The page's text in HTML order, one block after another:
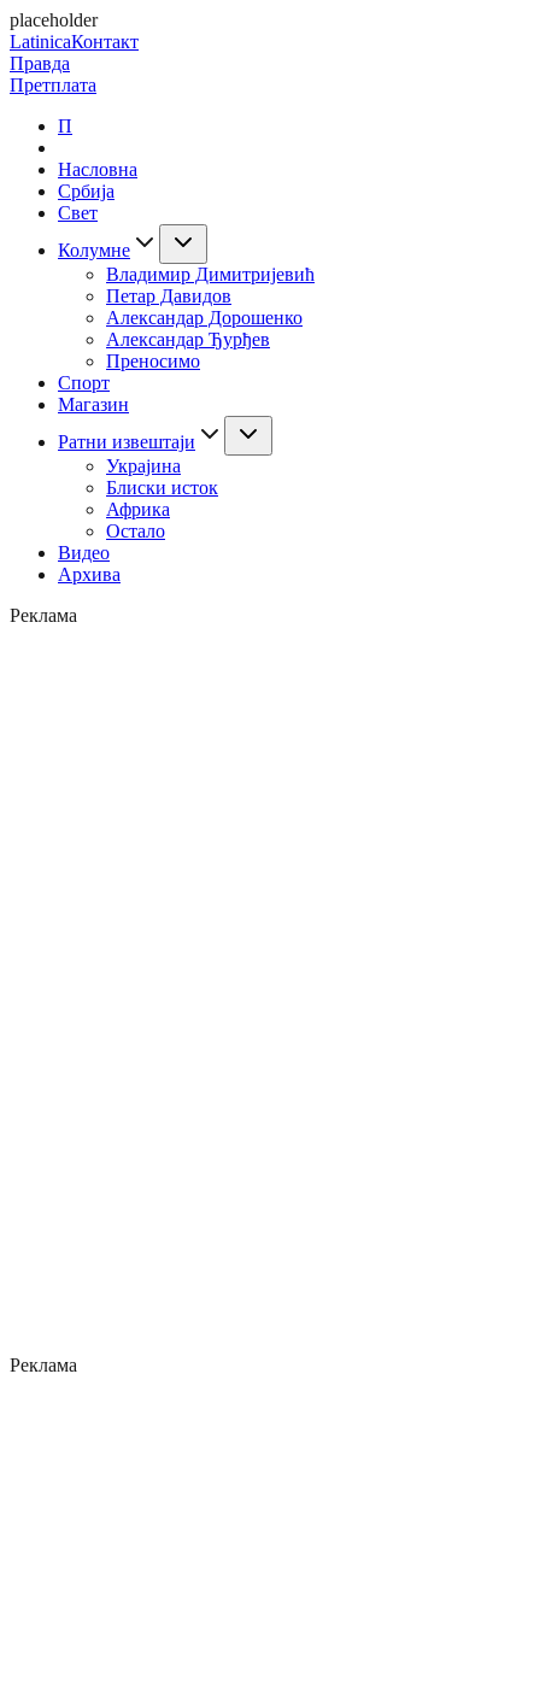
placeholder
LatinicaКонтакт
Правда
Претплата
П
Насловна
Србија
Свет
Колумне
Владимир Димитријевић
Петар Давидов
Александар Дорошенко
Александар Ђурђев
Преносимо
Спорт
Магазин
Ратни извештаји
Украјина
Блиски исток
Африка
Остало
Видео
Архива
Реклама
Реклама